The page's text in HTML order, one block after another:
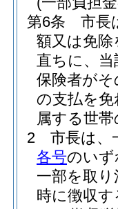
第6条
市長
額又は免
直ちに、
保険者が
の支払を
属する世
2
市長は、
各号のいず
一部を取
時に徴収